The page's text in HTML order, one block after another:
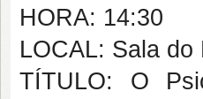
HORA: 14:30
LOCAL: Sala do
TÍTULO: O